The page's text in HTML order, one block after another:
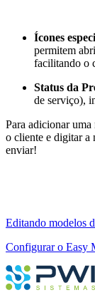
Ícones
permitem
facilitando o
Status da
de serviço),
Para adicionar
o cliente e digitar a
enviar!
Editando modelos
Configurar o Easy